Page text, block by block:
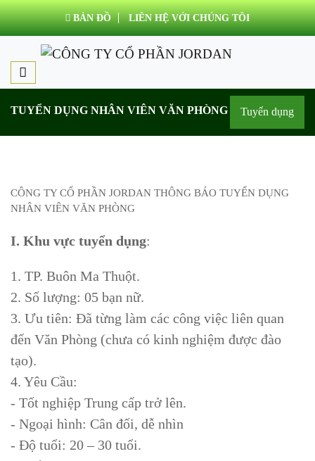
BẢN ĐỒ LIÊN HỆ VỚI CHÚNG TÔI
TUYỂN DỤNG NHÂN VIÊN VĂN PHÒNG Tuyển dụng
CÔNG TY CỔ PHẦN JORDAN THÔNG BÁO TUYỂN DỤNG
NHÂN VIÊN VĂN PHÒNG
I. Khu vực tuyển dụng:
1. TP. Buôn Ma Thuột.
2. Số lượng: 05 bạn nữ.
3. Ưu tiên: Đã từng làm các công việc liên quan
đến Văn Phòng (chưa có kinh nghiệm được đào
tạo).
4. Yêu Cầu:
- Tốt nghiệp Trung cấp trở lên.
- Ngoại hình: Cân đối, dễ nhìn
- Độ tuổi: 20 – 30 tuổi.